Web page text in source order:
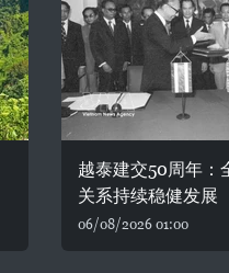
越泰建交50周年：
关系持续稳健发展
06/08/2026 01:00